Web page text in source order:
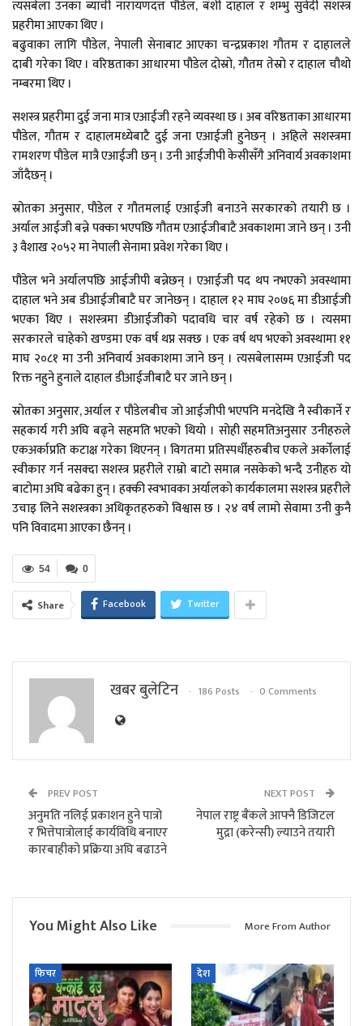
त्यसबेला उनका ब्याची नारायणदत्त पौडेल, बंशी दाहाल र शम्भु सुवेदी सशस्त्र
प्रहरीमा आएका थिए ।
बढुवाका लागि पौडेल, नेपाली सेनाबाट आएका चन्द्रप्रकाश गौतम र दाहालले
दाबी गरेका थिए । वरिष्ठताका आधारमा पौडेल दोस्रो, गौतम तेस्रो र दाहाल चौथो
नम्बरमा थिए ।
सशस्त्र प्रहरीमा दुई जना मात्र एआईजी रहने व्यवस्था छ । अब वरिष्ठताका आधारमा
पौडेल, गौतम र दाहालमध्येबाटै दुई जना एआईजी हुनेछन् । अहिले सशस्त्रमा
रामशरण पौडेल मात्रै एआईजी छन् । उनी आईजीपी केसीसँगै अनिवार्य अवकाशमा
जाँदैछन् ।
स्रोतका अनुसार, पौडेल र गौतमलाई एआईजी बनाउने सरकारको तयारी छ ।
अर्याल आईजी बन्ने पक्का भएपछि गौतम एआईजीबाटै अवकाशमा जाने छन् । उनी
३ वैशाख २०५२ मा नेपाली सेनामा प्रवेश गरेका थिए ।
पौडेल भने अर्यालपछि आईजीपी बन्नेछन् । एआईजी पद थप नभएको अवस्थामा
दाहाल भने अब डीआईजीबाटै घर जानेछन् । दाहाल १२ माघ २०७६ मा डीआईजी
भएका थिए । सशस्त्रमा डीआईजीको पदावधि चार वर्ष रहेको छ । त्यसमा
सरकारले चाहेको खण्डमा एक वर्ष थप्न सक्छ । एक वर्ष थप भएको अवस्थामा ११
माघ २०८१ मा उनी अनिवार्य अवकाशमा जाने छन् । त्यसबेलासम्म एआईजी पद
रिक्त नहुने हुनाले दाहाल डीआईजीबाटै घर जाने छन् ।
स्रोतका अनुसार, अर्याल र पौडेलबीच जो आईजीपी भएपनि मनदेखि नै स्वीकार्ने र
सहकार्य गरी अघि बढ्ने सहमति भएको थियो । सोही सहमतिअनुसार उनीहरुले
एकअर्काप्रति कटाक्ष गरेका थिएनन् । विगतमा प्रतिस्पर्धीहरुबीच एकले अर्कोलाई
स्वीकार गर्न नसक्दा सशस्त्र प्रहरीले राम्रो बाटो समात्न नसकेको भन्दै उनीहरु यो
बाटोमा अघि बढेका हुन् । हक्की स्वभावका अर्यालको कार्यकालमा सशस्त्र प्रहरीले
उचाइ लिने सशस्त्रका अधिकृतहरुको विश्वास छ । २४ वर्ष लामो सेवामा उनी कुनै
पनि विवादमा आएका छैनन् ।
0
54
Share Facebook Twitter
खबर बुलेटिन 186 Posts 0 Comments
PREV POST
अनुमति नलिई प्रकाशन हुने पात्रो
र भित्तेपात्रोलाई कार्यविधि बनाएर
कारबाहीको प्रक्रिया अघि बढाउने
NEXT POST
नेपाल राष्ट्र बैंकले आफ्नै डिजिटल
मुद्रा (करेन्सी) ल्याउने तयारी
You Might Also Like More From Author
फिचर देश